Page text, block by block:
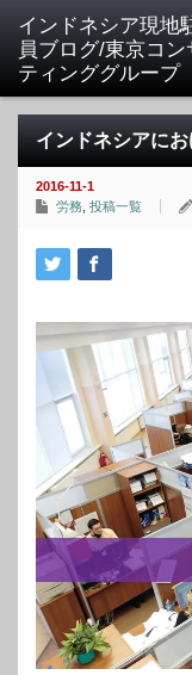
インドネシアに
2016-11-1
労務 投稿一覧